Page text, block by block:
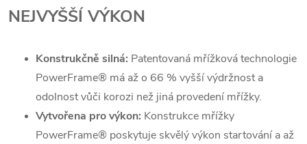
NEJVYŠŠÍ VÝKON
Konstrukčně silná: Patentovaná mřížková technologie
PowerFrame® má až o 66 % vyšší výdržnost a
odolnost vůči korozi než jiná provedení mřížky.
Vytvořena pro výkon: Konstrukce mřížky
PowerFrame® poskytuje skvělý výkon startování a až